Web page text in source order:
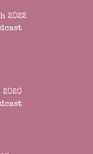
2022
2020